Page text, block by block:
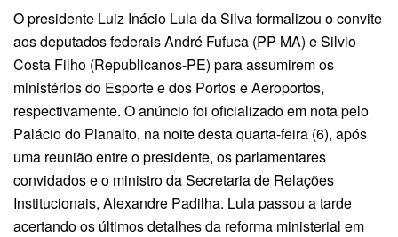
O presidente Luiz Inácio Lula da Silva formalizou o convite
aos deputados federais André Fufuca (PP-MA) e Silvio
Costa Filho (Republicanos-PE) para assumirem os
ministérios do Esporte e dos Portos e Aeroportos,
respectivamente. O anúncio foi oficializado em nota pelo
Palácio do Planalto, na noite desta quarta-feira (6), após
uma reunião entre o presidente, os parlamentares
convidados e o ministro da Secretaria de Relações
Institucionais, Alexandre Padilha. Lula passou a tarde
acertando os últimos detalhes da reforma ministerial em